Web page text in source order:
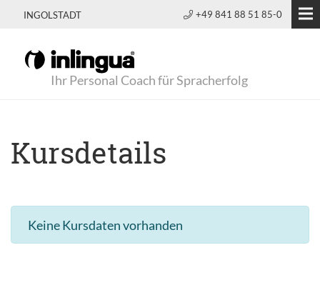
INGOLSTADT +49 841 88 51 85-0
Ihr Personal Coach für Spracherfolg
Kursdetails
Keine Kursdaten vorhanden